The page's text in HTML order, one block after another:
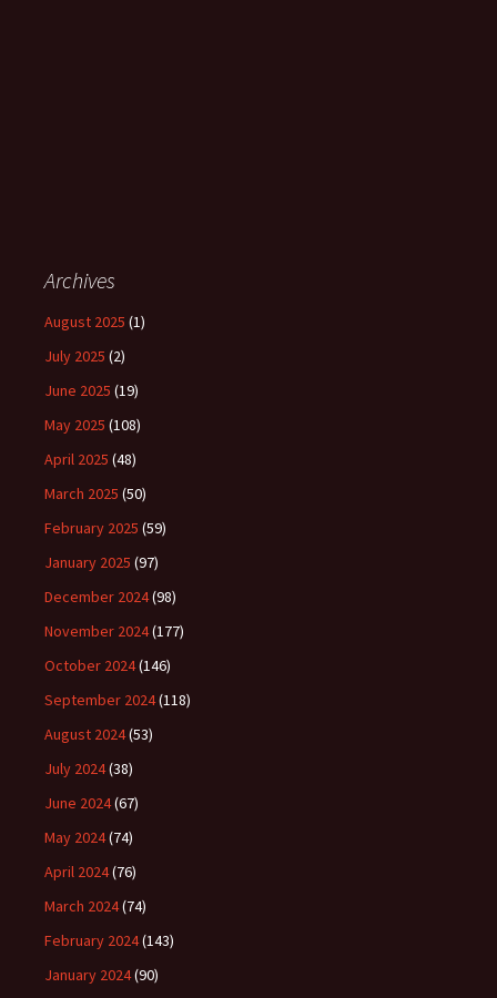
Archives
August 2025 (1)
July 2025 (2)
June 2025 (19)
May 2025 (108)
April 2025 (48)
March 2025 (50)
February 2025 (59)
January 2025 (97)
December 2024(98)
November 2024(177)
October 2024(146)
September 2024(118)
August 2024(53)
July 2024(38)
June 2024(67)
May 2024(74)
April 2024(76)
March 2024(74)
February 2024(143)
January 2024(90)